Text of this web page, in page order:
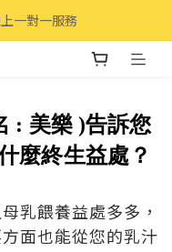
期分期零利率!
一對一服務
: 美樂 )告訴您
麼終生益處？
乳餵養益處多多，
面也能從您的乳汁